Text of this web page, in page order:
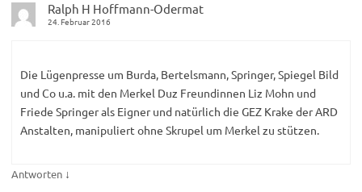
Ralph H Hoffmann-Odermat
24. Februar 2016
Die Lügenpresse um Burda, Bertelsmann, Springer, Spiegel Bild
und Co u.a. mit den Merkel Duz Freundinnen Liz Mohn und
Friede Springer als Eigner und natürlich die GEZ Krake der ARD
Anstalten, manipuliert ohne Skrupel um Merkel zu stützen.
Antworten ↓